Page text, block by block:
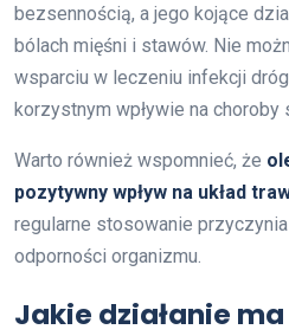
bezsennością, a jego kojące
bólach mięśni i stawów. Nie
wsparciu w leczeniu infekcji
korzystnym wpływie na choroby
Warto również wspomnieć, że
pozytywny wpływ na układ
regularne stosowanie
odporności organizmu.
Jakie działanie